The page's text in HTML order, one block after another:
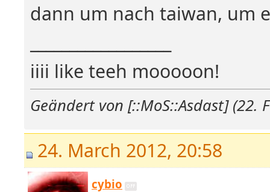
dann um nach taiwan, um
iiii like teeh mooooon!
Geändert von [::MoS::Asdast] (22.
24. March 2012, 20:58
cybio